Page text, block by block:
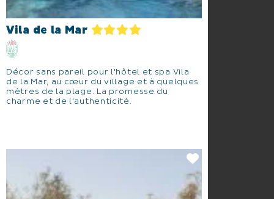
Vila de la Mar
Décor sans pareil pour l'hôtel et spa Vila
de la Mar, au cœur du village et à quelques
mètres de la plage. La promesse du
charme et de l'authenticité.